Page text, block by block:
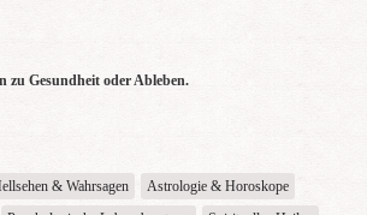
zu Gesundheit oder Ableben.
& Wahrsagen
Astrologie & Horoskope